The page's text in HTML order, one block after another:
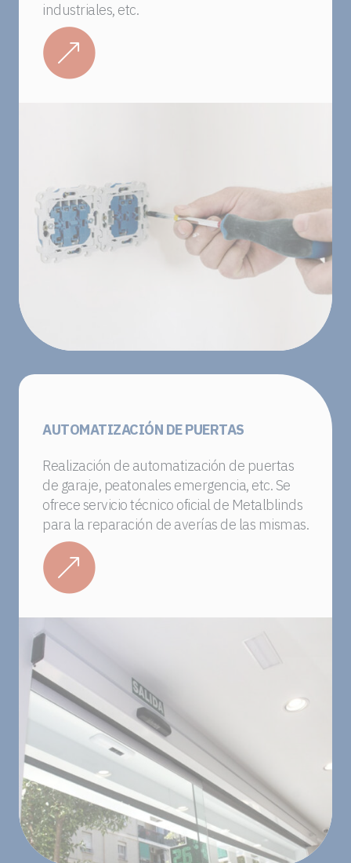
industriales, etc.
AUTOMATIZACIÓN DE PUERTAS
Realización de automatización de puertas
de garaje, peatonales emergencia, etc. Se
ofrece servicio técnico oficial de Metalblinds
para la reparación de averías de las mismas.